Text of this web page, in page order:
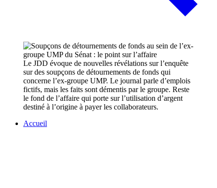
Le JDD évoque de nouvelles révélations sur l’enquête
sur des soupçons de détournements de fonds qui
concerne l’ex-groupe UMP. Le journal parle d’emplois
fictifs, mais les faits sont démentis par le groupe. Reste
le fond de l’affaire qui porte sur l’utilisation d’argent
destiné à l’origine à payer les collaborateurs.
Accueil